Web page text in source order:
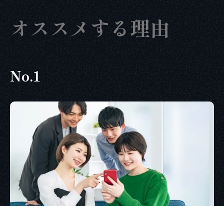
オススメする理由
No.1